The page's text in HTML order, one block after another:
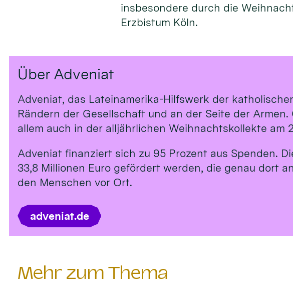
insbesondere durch die
Erzbistum Köln.
Über Adveniat
Adveniat, das Lateinamerika-Hilfswerk der
Rändern der Gesellschaft und an der Seite der
allem auch in der alljährlichen Weihnachtskollekte am
Adveniat finanziert sich zu 95 Prozent aus Spenden.
33,8 Millionen Euro gefördert werden, die genau dort
den Menschen vor Ort.
adveniat.de
Mehr zum Thema